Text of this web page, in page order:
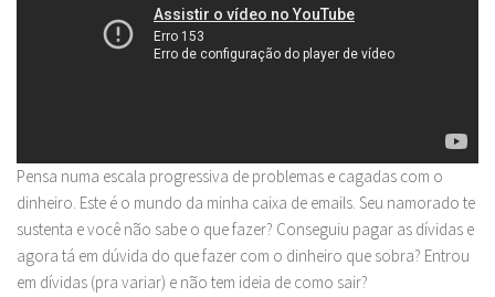
Pensa numa escala progressiva de problemas e cagadas com o
dinheiro. Este é o mundo da minha caixa de emails. Seu namorado te
sustenta e você não sabe o que fazer? Conseguiu pagar as dívidas e
agora tá em dúvida do que fazer com o dinheiro que sobra? Entrou
em dívidas (pra variar) e não tem ideia de como sair?